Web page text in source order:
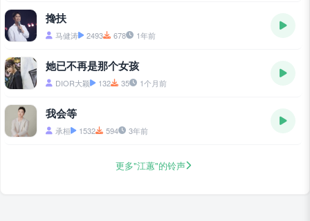
搀扶
马健涛 2493 678 1年前
她已不再是那个女孩
DIOR大颖 132 35 1个月前
我会等
承桓 1532 594 3年前
更多"江蕙"的铃声